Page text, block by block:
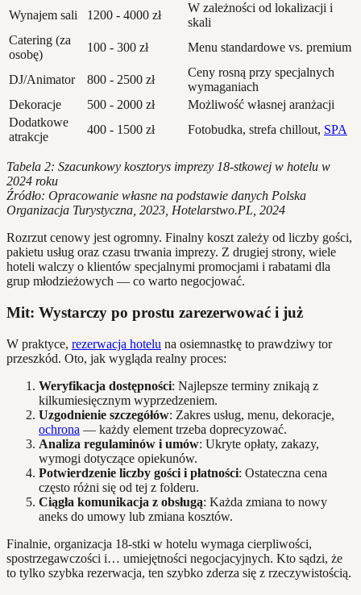
Wynajem sali 1200 - 4000 zł
W zależności od lokalizacji i
skali
Catering (za
osobę)
100 - 300 zł Menu standardowe vs. premium
DJ/Animator 800 - 2500 zł
Ceny rosną przy specjalnych
wymaganiach
Dekoracje
500 - 2000 zł
Możliwość własnej aranżacji
Dodatkowe
atrakcje
400 - 1500 zł Fotobudka, strefa chillout, SPA
Tabela 2: Szacunkowy kosztorys imprezy 18-stkowej w hotelu w
2024 roku
Źródło: Opracowanie własne na podstawie danych Polska
Organizacja Turystyczna, 2023, Hotelarstwo.PL, 2024
Rozrzut cenowy jest ogromny. Finalny koszt zależy od liczby gości,
pakietu usług oraz czasu trwania imprezy. Z drugiej strony, wiele
hoteli walczy o klientów specjalnymi promocjami i rabatami dla
grup młodzieżowych — co warto negocjować.
Mit: Wystarczy po prostu zarezerwować i już
W praktyce, rezerwacja hotelu na osiemnastkę to prawdziwy tor
przeszkód. Oto, jak wygląda realny proces:
Weryfikacja dostępności: Najlepsze terminy znikają z
kilkumiesięcznym wyprzedzeniem.
Uzgodnienie szczegółów: Zakres usług, menu, dekoracje,
ochrona — każdy element trzeba doprecyzować.
Analiza regulaminów i umów: Ukryte opłaty, zakazy,
wymogi dotyczące opiekunów.
Potwierdzenie liczby gości i płatności: Ostateczna cena
często różni się od tej z folderu.
Ciągła komunikacja z obsługą: Każda zmiana to nowy
aneks do umowy lub zmiana kosztów.
Finalnie, organizacja 18-stki w hotelu wymaga cierpliwości,
spostrzegawczości i… umiejętności negocjacyjnych. Kto sądzi, że
to tylko szybka rezerwacja, ten szybko zderza się z rzeczywistością.